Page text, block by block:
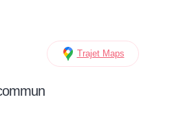
Trajet Maps